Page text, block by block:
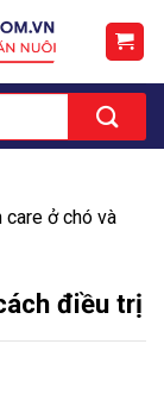
care ở chó và
điều trị